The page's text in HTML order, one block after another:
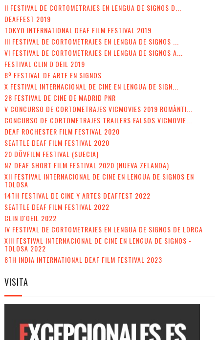
II FESTIVAL DE CORTOMETRAJES EN LENGUA DE SIGNOS D...
DEAFFEST 2019
TOKYO INTERNATIONAL DEAF FILM FESTIVAL 2019
III FESTIVAL DE CORTOMETRAJES EN LENGUA DE SIGNOS ...
VI FESTIVAL DE CORTOMETRAJES EN LENGUA DE SIGNOS A...
FESTIVAL CLIN D'OEIL 2019
8º FESTIVAL DE ARTE EN SIGNOS
X FESTIVAL INTERNACIONAL DE CINE EN LENGUA DE SIGN...
28 FESTIVAL DE CINE DE MADRID PNR
V CONCURSO DE CORTOMETRAJES VICMOVIES 2019 ROMÀNTI...
CONCURSO DE CORTOMETRAJES TRAILERS FALSOS VICMOVIE...
DEAF ROCHESTER FILM FESTIVAL 2020
SEATTLE DEAF FILM FESTIVAL 2020
20 DÖVFILM FESTIVAL (SUECIA)
NZ DEAF SHORT FILM FESTIVAL 2020 (NUEVA ZELANDA)
XII FESTIVAL INTERNACIONAL DE CINE EN LENGUA DE SIGNOS EN
TOLOSA
14TH FESTIVAL DE CINE Y ARTES DEAFFEST 2022
SEATTLE DEAF FILM FESTIVAL 2022
CLIN D'OEIL 2022
IV FESTIVAL DE CORTOMETRAJES EN LENGUA DE SIGNOS DE LORCA
XIII FESTIVAL INTERNACIONAL DE CINE EN LENGUA DE SIGNOS -
TOLOSA 2022
8TH INDIA INTERNATIONAL DEAF FILM FESTIVAL 2023
VISITA